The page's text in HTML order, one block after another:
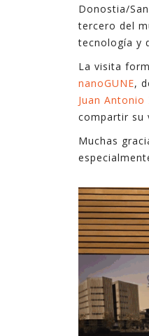
tecnologías. En
ocasiones son
En estos últimos
ejercido de
explotación
forma notable los
ámbitos de la
internos hasta la
pasando por la
servicios digitales.
Donostia/
tercero del
tecnología y
La visita
nanoGUNE,
Juan Antonio
compartir su
Muchas